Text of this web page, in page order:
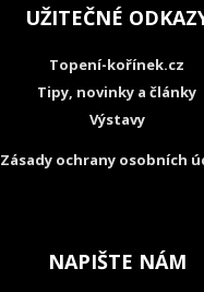
UŽITEČNÉ
Topení-kořínek.cz
Tipy, novinky a články
Výstavy
Zásady ochrany osobních
NAPIŠTE NÁM